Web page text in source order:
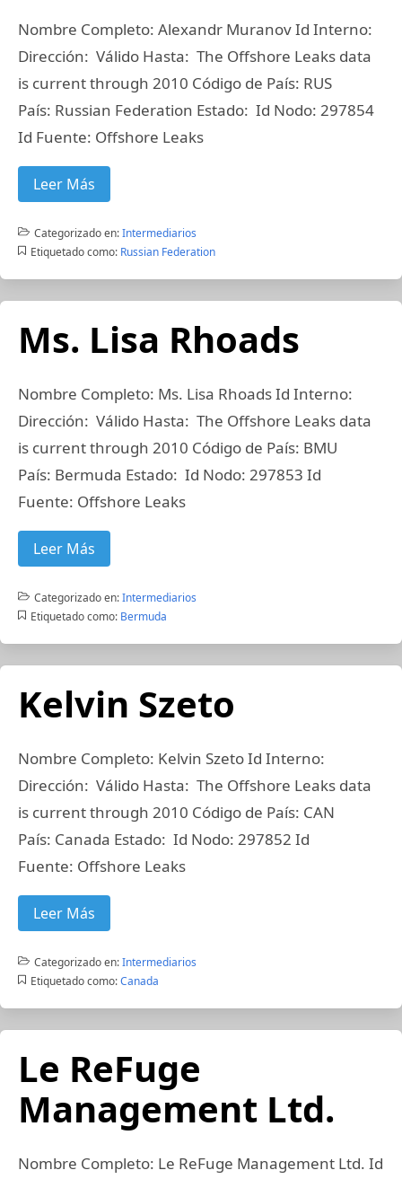
Nombre Completo: Alexandr Muranov Id Interno:
Dirección: Válido Hasta: The Offshore Leaks data
is current through 2010 Código de País: RUS
País: Russian Federation Estado: Id Nodo: 297854
Id Fuente: Offshore Leaks
Leer Más
Categorizado en:Intermediarios
Etiquetado como: Russian Federation
Ms. Lisa Rhoads
Nombre Completo: Ms. Lisa Rhoads Id Interno:
Dirección: Válido Hasta: The Offshore Leaks data
is current through 2010 Código de País: BMU
País: Bermuda Estado: Id Nodo: 297853 Id
Fuente: Offshore Leaks
Leer Más
Categorizado en:Intermediarios
Etiquetado como: Bermuda
Kelvin Szeto
Nombre Completo: Kelvin Szeto Id Interno:
Dirección: Válido Hasta: The Offshore Leaks data
is current through 2010 Código de País: CAN
País: Canada Estado: Id Nodo: 297852 Id
Fuente: Offshore Leaks
Leer Más
Categorizado en:Intermediarios
Etiquetado como: Canada
Le ReFuge
Management Ltd.
Nombre Completo: Le ReFuge Management Ltd. Id